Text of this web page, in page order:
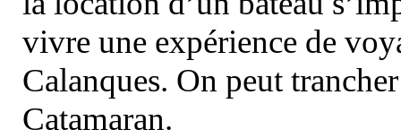
vivre une expérience de
Calanques. On peut
Catamaran.